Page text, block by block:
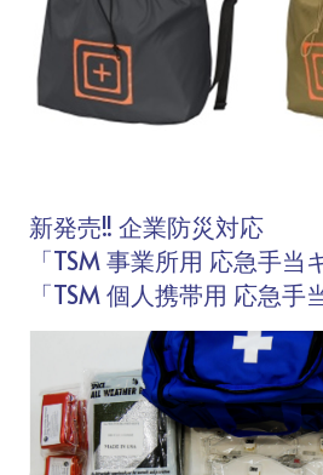
新発売!! 企業防災対応
「TSM 事業所用 応急手当
「TSM 個人携帯用 応急手